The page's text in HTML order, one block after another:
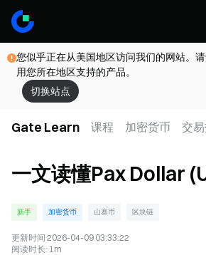
您似乎正在从美国地区访问我们的网站。
用您所在地区支持的产品。
切换站点
Gate Learn 课程 加密货币 交
一文读懂Pax Dollar
新手 加密货币 山寨币 区块链
更新时间 2026-04-09 03:33:22
阅读时长: 1m